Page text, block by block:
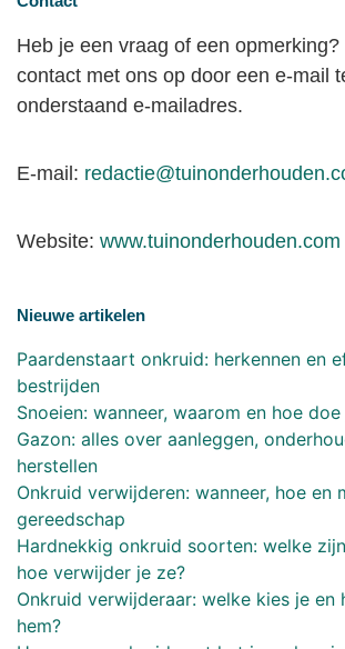
Heb je een vraag of een opmerking?
contact met ons op door een e-mail
onderstaand e-mailadres.
E-mail:
Website: www.tuinonderhouden.com
Nieuwe artikelen
Paardenstaart onkruid: herkennen en
bestrijden
Snoeien: wanneer, waarom en hoe
Gazon: alles over aanleggen,
herstellen
Onkruid verwijderen: wanneer, hoe en
gereedschap
Hardnekkig onkruid soorten: welke
hoe verwijder je ze?
Onkruid verwijderaar: welke kies je en
hem?